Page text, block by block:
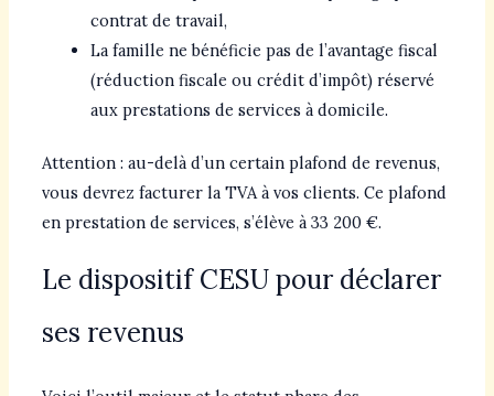
contrat de travail,
La famille ne bénéficie pas de l’avantage fiscal
(réduction fiscale ou crédit d’impôt) réservé
aux prestations de services à domicile.
Attention : au-delà d’un certain plafond de revenus,
vous devrez facturer la TVA à vos clients. Ce plafond
en prestation de services, s’élève à 33 200 €.
Le dispositif CESU pour déclarer
ses revenus